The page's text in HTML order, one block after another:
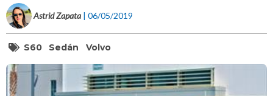
Astrid Zapata | 06/05/2019
S60 Sedán Volvo